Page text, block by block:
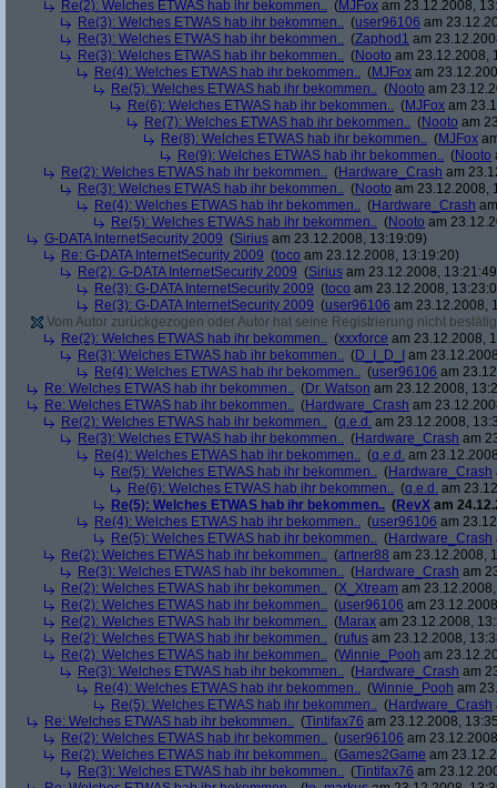
Re(2): Welches ETWAS hab ihr bekommen.. (MJFox am 23.12.2008,
Re(3): Welches ETWAS hab ihr bekommen.. (user96106 am
Re(3): Welches ETWAS hab ihr bekommen.. (Zaphod1 am
Re(3): Welches ETWAS hab ihr bekommen.. (Nooto am 23.12.2008,
Re(4): Welches ETWAS hab ihr bekommen.. (MJFox am
Re(5): Welches ETWAS hab ihr bekommen.. (Nooto am
Re(6): Welches ETWAS hab ihr bekommen.. (MJFox am
Re(7): Welches ETWAS hab ihr bekommen.. (Nooto am
Re(8): Welches ETWAS hab ihr bekommen.. (MJFox
Re(9): Welches ETWAS hab ihr bekommen.. (Nooto
Re(2): Welches ETWAS hab ihr bekommen.. (Hardware_Crash am
Re(3): Welches ETWAS hab ihr bekommen.. (Nooto am 23.12.2008,
Re(4): Welches ETWAS hab ihr bekommen.. (Hardware_Crash
Re(5): Welches ETWAS hab ihr bekommen.. (Nooto am
G-DATA InternetSecurity 2009 (Sirius am 23.12.2008, 13:19:09)
Re: G-DATA InternetSecurity 2009 (toco am 23.12.2008, 13:19:20)
Re(2): G-DATA InternetSecurity 2009 (Sirius am 23.12.2008,
Re(3): G-DATA InternetSecurity 2009 (toco am 23.12.2008,
Re(3): G-DATA InternetSecurity 2009 (user96106 am 23.12.2008,
Vom Autor zurückgezogen oder Autor hat seine Registrierung nicht
Re(2): Welches ETWAS hab ihr bekommen.. (xxxforce am 23.12.2008,
Re(3): Welches ETWAS hab ihr bekommen.. (D_I_D_I
am
Re(4): Welches ETWAS hab ihr bekommen.. (user96106 am
Re: Welches ETWAS hab ihr bekommen.. (Dr. Watson am 23.12.2008,
Re: Welches ETWAS hab ihr bekommen.. (Hardware_Crash am
Re(2): Welches ETWAS hab ihr bekommen.. (q.e.d. am 23.12.2008,
Re(3): Welches ETWAS hab ihr bekommen.. (Hardware_Crash am
Re(4): Welches ETWAS hab ihr bekommen.. (q.e.d. am
Re(5): Welches ETWAS hab ihr bekommen.. (Hardware_Crash
Re(6): Welches ETWAS hab ihr bekommen.. (q.e.d. am
Re(5): Welches ETWAS hab ihr bekommen.. (RevX am
Re(4): Welches ETWAS hab ihr bekommen.. (user96106 am
Re(5): Welches ETWAS hab ihr bekommen.. (Hardware_Crash
Re(2): Welches ETWAS hab ihr bekommen.. (artner88 am 23.12.2008,
Re(3): Welches ETWAS hab ihr bekommen.. (Hardware_Crash am
Re(2): Welches ETWAS hab ihr bekommen.. (X_Xtream am
Re(2): Welches ETWAS hab ihr bekommen.. (user96106 am
Re(2): Welches ETWAS hab ihr bekommen.. (Marax am 23.12.2008,
Re(2): Welches ETWAS hab ihr bekommen.. (rufus am 23.12.2008,
Re(2): Welches ETWAS hab ihr bekommen.. (Winnie_Pooh am
Re(3): Welches ETWAS hab ihr bekommen.. (Hardware_Crash am
Re(4): Welches ETWAS hab ihr bekommen.. (Winnie_Pooh am
Re(5): Welches ETWAS hab ihr bekommen.. (Hardware_Crash
Re: Welches ETWAS hab ihr bekommen.. (Tintifax76 am 23.12.2008,
Re(2): Welches ETWAS hab ihr bekommen.. (user96106 am
Re(2): Welches ETWAS hab ihr bekommen.. (Games2Game am
Re(3): Welches ETWAS hab ihr bekommen.. (Tintifax76 am